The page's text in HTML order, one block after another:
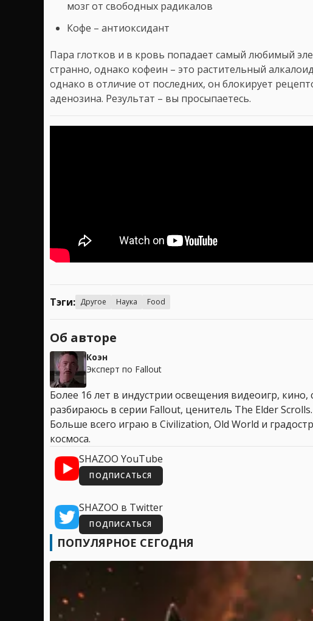
мозг от свободных радикалов
Кофе – антиоксидант
Пара глотков и в кровь попадает самый любимый
странно, однако кофеин – это растительный
однако в отличие от последних, он блокирует
аденозина. Результат – вы просыпаетесь.
Тэги: Другое Наука Food
Об авторе
Коэн
Эксперт по Fallout
Более 16 лет в индустрии освещения видеоигр,
разбираюсь в серии Fallout, ценитель The Elder
Больше всего играю в Civilization, Old World и
космоса.
SHAZOO YouTube
ПОДПИСАТЬСЯ
SHAZOO в Twitter
ПОДПИСАТЬСЯ
ПОПУЛЯРНОЕ СЕГОДНЯ